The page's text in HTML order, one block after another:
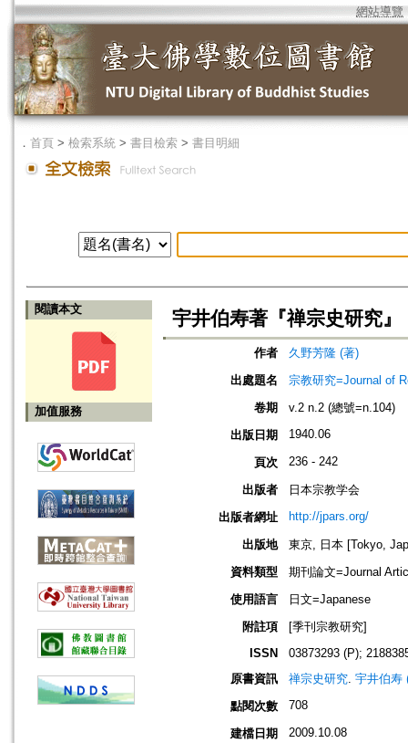
網站導覽
． 首頁 > 檢索系統 > 書目檢索 > 書目明細
閱讀本文
加值服務
宇井伯寿著『禅宗史研究』
作者
久野芳隆 (著)
出處題名
宗教研究=Journal of
卷期
v.2 n.2 (總號=n.104)
出版日期
1940.06
頁次 236 - 242
出版者
日本宗教学会
出版者網址
http://jpars.org/
出版地
東京, 日本 [Tokyo,
資料類型
期刊論文=Journal
使用語言
日文=Japanese
附註項
[季刊宗教研究]
ISSN
03873293 (P);
原書資訊
禅宗史研究. 宇井伯寿
點閱次數
708
建檔日期 2009.10.08